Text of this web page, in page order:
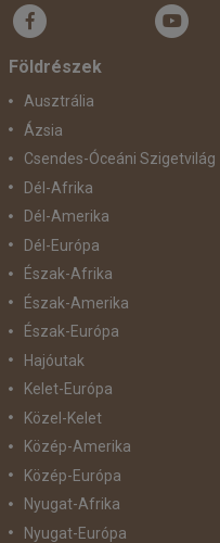
Földrészek
Ausztrália
Ázsia
Csendes-Óceáni Szigetvilág
Dél-Afrika
Dél-Amerika
Dél-Európa
Észak-Afrika
Észak-Amerika
Észak-Európa
Hajóutak
Kelet-Európa
Közel-Kelet
Közép-Amerika
Közép-Európa
Nyugat-Afrika
Nyugat-Európa